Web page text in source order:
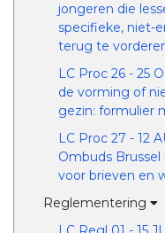
jongeren die
specifieke, niet-
terug te
LC Proc 26 - 25
de vorming of
gezin: formulier
LC Proc 27 - 12
Ombuds
voor brieven en
Reglementering